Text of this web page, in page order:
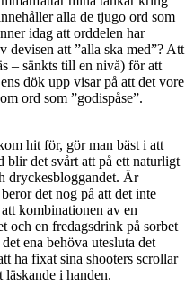
alla de tjugo ord som
idag att orddelen har
devisen att ”alla ska med”? Att
– sänkts till en nivå) för att
dök upp visar på att det vore
ord som ”godispåse”.
hit för, gör man bäst i att
blir det svårt att på ett naturligt
dryckesbloggandet. Är
det nog på att det inte
kombinationen av en
och en fredagsdrink på sorbet
ena behöva utesluta det
ha fixat sina shooters scrollar
läskande i handen.